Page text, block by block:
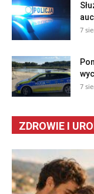
7
7
ZDROWIE I